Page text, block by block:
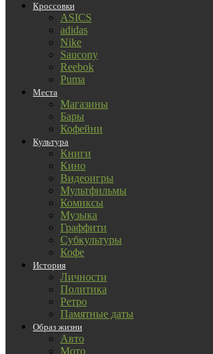
Кроссовки
ASICS
adidas
Nike
Saucony
Reebok
Puma
Места
Магазины
Бары
Кофейни
Культура
Книги
Кино
Видеоигры
Мультфильмы
Комиксы
Музыка
Граффити
Субкультуры
Кофе
История
Личности
Политика
Ретро
Памятные даты
Образ жизни
Авто
Мото